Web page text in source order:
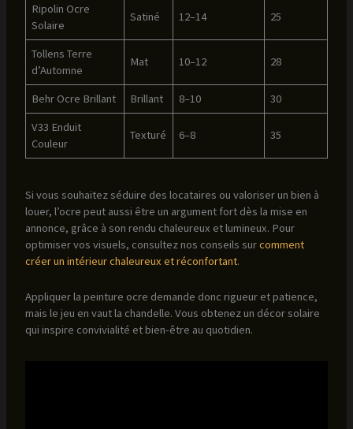
Ripolin Ocre
Solaire
Satiné 12–14 25
Tollens Terre
d’Automne
Mat 10–12 28
Behr Ocre Brillant Brillant 8–10
30
V33 Enduit
Couleur
Texturé 6–8 35
Si vous souhaitez séduire des locataires ou valoriser un bien à
louer, l’ocre peut aussi être un argument fort dès la mise en
annonce, grâce à son rendu chaleureux et lumineux. Pour
optimiser vos visuels, consultez nos conseils surcomment
créer un intérieur chaleureux et réconfortant.
Appliquer la peinture ocre demande donc rigueur et patience,
mais le jeu en vaut la chandelle. Vous obtenez un décor solaire
qui inspire convivialité et bien-être au quotidien.